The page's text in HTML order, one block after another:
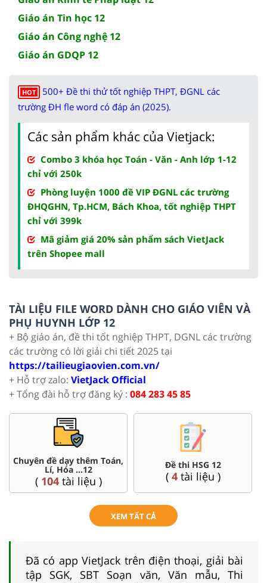
Giáo án Tin học 12
Giáo án Công nghệ 12
Giáo án GDQP 12
HOT
500+ Đề thi thử tốt nghiệp THPT, ĐGNL các
trường ĐH fle word có đáp án (2025).
Các sản phẩm khác của Vietjack:
Combo 3 khóa học Toán - Văn - Anh lớp 1-12
chỉ với 250k
Phòng luyện 1000 đề VIP ĐGNL các trường
ĐHQGHN, Tp.HCM, Bách Khoa, tốt nghiệp THPT
chỉ với 399k
Mã giảm giá 20% sản phẩm sách VietJack
trên Shopee mall
TÀI LIỆU FILE WORD DÀNH CHO GIÁO VIÊN VÀ
PHỤ HUYNH LỚP 12
+ Bộ giáo án, đề thi tốt nghiệp THPT, DGNL các trường
các trường có lời giải chi tiết 2025 tại
https://tailieugiaovien.com.vn/
+ Hỗ trợ zalo: VietJack Official
+ Tổng đài hỗ trợ đăng ký : 084 283 45 85
Chuyên đề dạy thêm Toán,
Lí, Hóa ...12
( 104tài liệu )
Đề thi HSG 12
( 4tài liệu )
XEM TẤT CẢ
Đã có app VietJack trên điện thoại, giải bài
tập SGK, SBT Soạn văn, Văn mẫu, Thi